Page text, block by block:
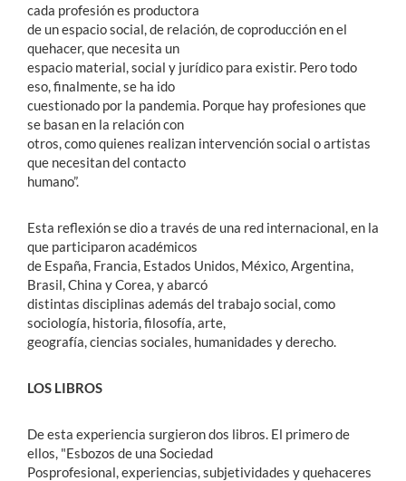
cada profesión es productora
de un espacio social, de relación, de coproducción en el
quehacer, que necesita un
espacio material, social y jurídico para existir. Pero todo
eso, finalmente, se ha ido
cuestionado por la pandemia. Porque hay profesiones que
se basan en la relación con
otros, como quienes realizan intervención social o artistas
que necesitan del contacto
humano”.
Esta reflexión se dio a través de una red internacional, en la
que participaron académicos
de España, Francia, Estados Unidos, México, Argentina,
Brasil, China y Corea, y abarcó
distintas disciplinas además del trabajo social, como
sociología, historia, filosofía, arte,
geografía, ciencias sociales, humanidades y derecho.
LOS LIBROS
De esta experiencia surgieron dos libros. El primero de
ellos, "Esbozos de una Sociedad
Posprofesional, experiencias, subjetividades y quehaceres